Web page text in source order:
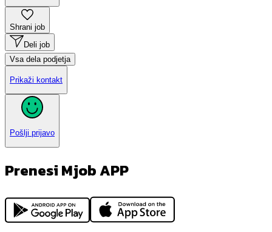
Shrani job
Deli job
Vsa dela podjetja
Prikaži kontakt
Pošlji prijavo
Prenesi Mjob APP